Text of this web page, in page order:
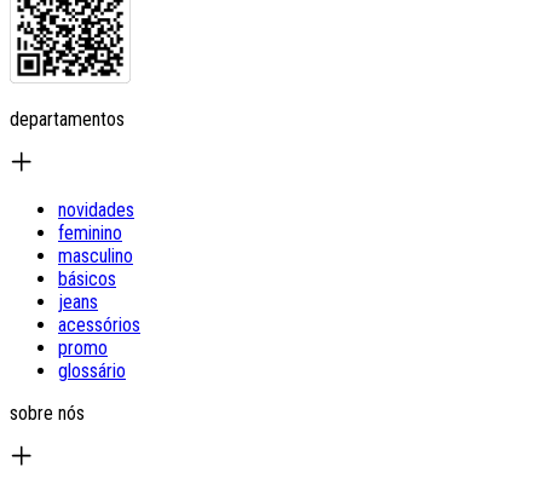
departamentos
novidades
feminino
masculino
básicos
jeans
acessórios
promo
glossário
sobre nós